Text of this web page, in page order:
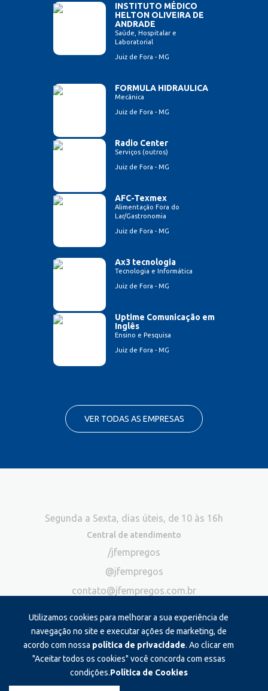
INSTITUTO MÉDICO
HELTON OLIVEIRA DE
ANDRADE
Saúde, Hospitalar e
Laboratorial
Juiz de Fora - MG
FORMULA HIDRAULICA
Mecânica
Juiz de Fora - MG
Radio Center
Serviços (outros)
Juiz de Fora - MG
AFC-Texmex
Alimentação Fora do
Lar/Gastronomia
Juiz de Fora - MG
Ax3 tecnologia
Tecnologia e Informática
Juiz de Fora - MG
Uptime Comunicação em
Inglês
Ensino e Pesquisa
Juiz de Fora - MG
VER TODAS AS EMPRESAS
Utilizamos cookies para melhorar a sua experiência de
navegação no site e executar ações de marketing, de
acordo com nossa política de privacidade. Ao clicar em
"Aceitar todos os cookies" você concorda com essas
condições.Política de Cookies
Segunda a Sexta, dias úteis, de 10 às 16h
Central de atendimento
/jfempregos
@jfempregos
contato@jfempregos.com.br
Publicidade
*Exclusivo para atendimento via chat. Não atendemos ligações neste
canal
Produzido e administrado por: